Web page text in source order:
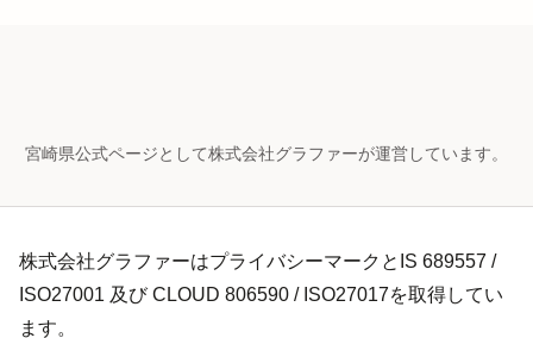
宮崎県公式ページとして株式会社グラファーが運営しています。
株式会社グラファーはプライバシーマークとIS 689557 /
ISO27001 及び CLOUD 806590 / ISO27017を取得してい
ます。